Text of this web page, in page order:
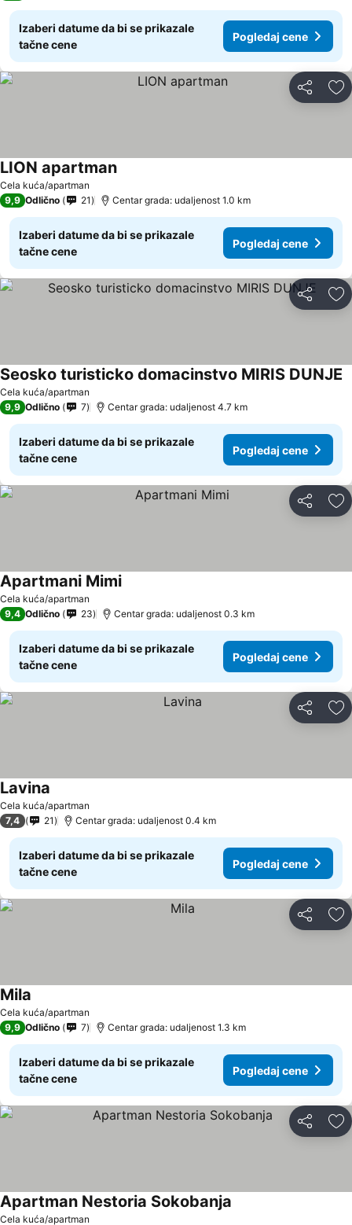
Izaberi datume da bi se prikazale
tačne cene
Pogledaj cene
Deli
Cela kuća/apartman
LION apartmanPogledaj cene
9,9 Odlično 21 Centar grada: udaljenost 1.0 km
Izaberi datume da bi se prikazale
tačne cene
Pogledaj cene
Deli
Cela kuća/apartman
Seosko turisticko domacinstvo MIRIS DUNJE
9,9 Odlično 7 Centar grada: udaljenost 4.7 km
Izaberi datume da bi se prikazale
tačne cene
Pogledaj cene
Deli
Cela kuća/apartman
Apartmani MimiPogledaj cene
9,4 Odlično 23 Centar grada: udaljenost 0.3 km
Izaberi datume da bi se prikazale
tačne cene
Pogledaj cene
Deli
Cela kuća/apartman
Lavina
7,4 21 Centar grada: udaljenost 0.4 km
Izaberi datume da bi se prikazale
tačne cene
Pogledaj cene
Deli
Cela kuća/apartman
Mila
9,9 Odlično 7 Centar grada: udaljenost 1.3 km
Izaberi datume da bi se prikazale
tačne cene
Pogledaj cene
Deli
Cela kuća/apartman
Apartman Nestoria Sokobanja